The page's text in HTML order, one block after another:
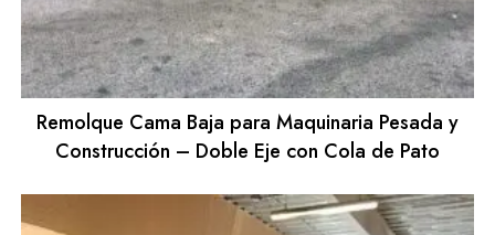
Remolque Cama Baja para Maquinaria Pesada y
Construcción – Doble Eje con Cola de Pato